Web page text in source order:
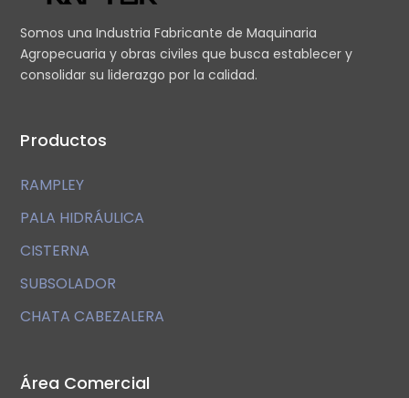
Somos una Industria Fabricante de Maquinaria
Agropecuaria y obras civiles que busca establecer y
consolidar su liderazgo por la calidad.
Productos
RAMPLEY
PALA HIDRÁULICA
CISTERNA
SUBSOLADOR
CHATA CABEZALERA
Área Comercial